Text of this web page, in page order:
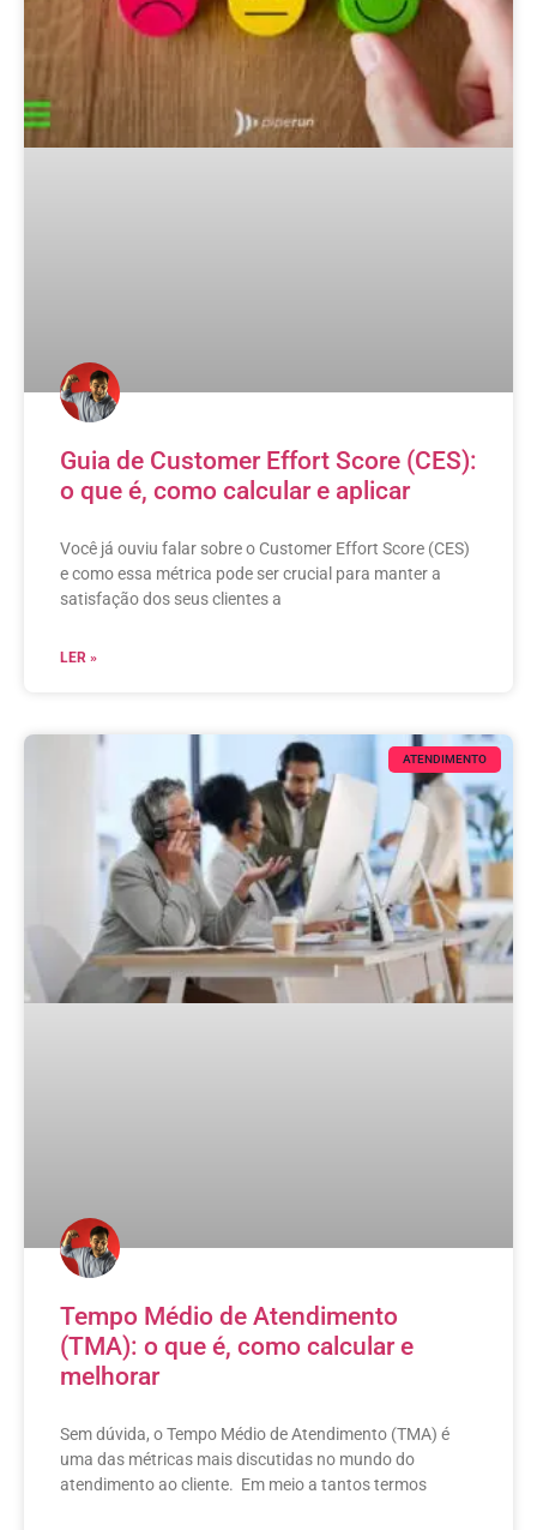
Guia de Customer Effort Score (CES):
o que é, como calcular e aplicar
Você já ouviu falar sobre o Customer Effort Score (CES)
e como essa métrica pode ser crucial para manter a
satisfação dos seus clientes a
LER »
ATENDIMENTO
Tempo Médio de Atendimento
(TMA): o que é, como calcular e
melhorar
Sem dúvida, o Tempo Médio de Atendimento (TMA) é
uma das métricas mais discutidas no mundo do
atendimento ao cliente. Em meio a tantos termos